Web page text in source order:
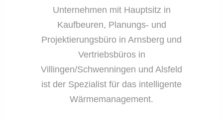
Unternehmen mit Hauptsitz in
Kaufbeuren, Planungs- und
Projektierungsbüro in Arnsberg und
Vertriebsbüros in
Villingen/Schwenningen und Alsfeld
ist der Spezialist für das intelligente
Wärmemanagement.